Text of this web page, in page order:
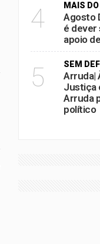
4 MAIS
Agosto
é dever
apoio
5 SEM
Arruda|
Justiça
Arruda
político